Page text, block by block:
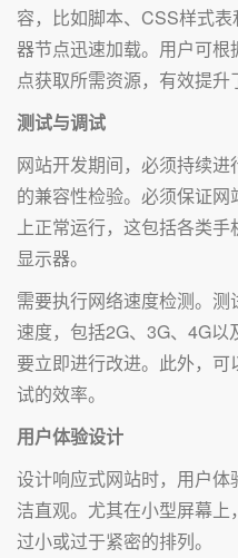
容，比如脚本、CSS样式
器节点迅速加载。用户可
点获取所需资源，有效提升
测试与调试
网站开发期间，必须持续
的兼容性检验。必须保证
上正常运行，这包括各类
显示器。
需要执行网络速度检测。
速度，包括2G、3G、4G
要立即进行改进。此外，
试的效率。
用户体验设计
设计响应式网站时，用户
洁直观。尤其在小型屏幕
过小或过于紧密的排列。